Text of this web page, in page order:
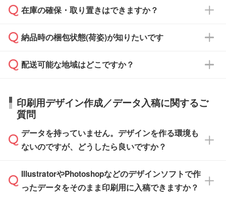
校や幼稚園・保育園であれば、同様の条件でご
ご希望の際は担当スタッフまでお気軽にご相談
ください。
たは注文フォームの『ご注文に関する備考欄』
ご入金確認後、1～2営業日で出荷いたしま
タッフまでお問い合わせください。
ル」に注文予定日をご入力いただくと、おおよ
その締切日や出荷目安をご確認いただけます。
品が決まりましたらお早めのご発注をお願いい
たします。
ご希望の納期がある場合は、お問い合わせ・お
い。
応が可能かご案内いたします。
す。>>対象商品はこちら
※最短出荷日は商品によって異なります。各商
品ページにてご確認ください
在庫の確保・取り置きはできますか？
ご入金確認後に在庫を確保し、注文確定のご連
はできかねますので予めご了承ください。
納品時の梱包状態(荷姿)が知りたいです
商品によって異なります。各ページにある商品
す。(白箱、化粧箱、ブリスターパックなど)
【袋入り】 商品がひとつずつ袋に入っていま
す。(透明袋、デザイン袋など)
【個包装なし】 個包装がされていない状態で
※化粧箱から白箱への入れ替えや、オリジナル
箱の作成は原則承っておりません。
配送可能な地域はどこですか？
直接納品は行っておりませんので予めご了承く
ださい。
印刷用デザイン作成／データ入稿に関するご
質問
データを持っていません。デザインを作る環境も
ないのですが、どうしたら良いですか？
無料の「デザインシミュレーター」を使えば、
PCやスマホから簡単にデザインを作成できま
IllustratorやPhotoshopなどのデザインソフトで作
ったデータをそのまま印刷用に入稿できますか？